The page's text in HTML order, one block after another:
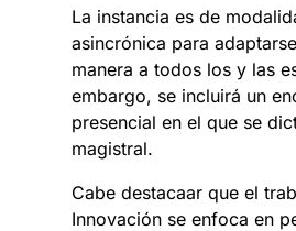
La instancia es de
asincrónica para
manera a todos los y las
embargo, se incluirá un
presencial en el que se
magistral.
Cabe destacaar que el
Innovación se enfoca en